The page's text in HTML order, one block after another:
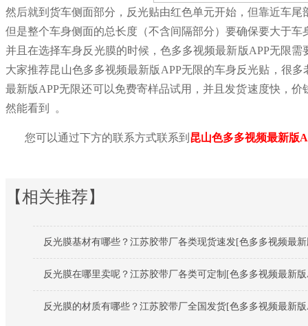
然后就到货车侧面部分，反光贴由红色单元开始，但靠近车
但是整个车身侧面的总长度（不含间隔部分）要确保要大于车
并且在选择车身反光膜的时候，色多多视频最新版APP无限
大家推荐昆山色多多视频最新版APP无限的车身反光贴，很
最新版APP无限还可以免费寄样品试用，并且发货速度快，
然能看到
。
您可以通过下方的联系方式联系到 昆山色多多视频最新版
【相关推荐】
反光膜基材有哪些？江苏胶带厂各类现货速发[色多多视频最
反光膜在哪里卖呢？江苏胶带厂各类可定制[色多多视频最新
反光膜的材质有哪些？江苏胶带厂全国发货[色多多视频最新